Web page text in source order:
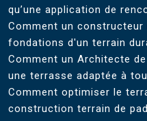
qu’une application de
Comment un
fondations d'un terrain
Comment un Architecte
une terrasse adaptée à
Comment optimiser le
construction terrain de